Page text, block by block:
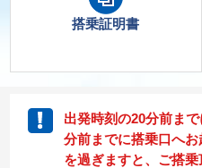
搭乗証明書
出発時刻の20分前ま
分前までに搭乗口へ
を過ぎますと、ご搭